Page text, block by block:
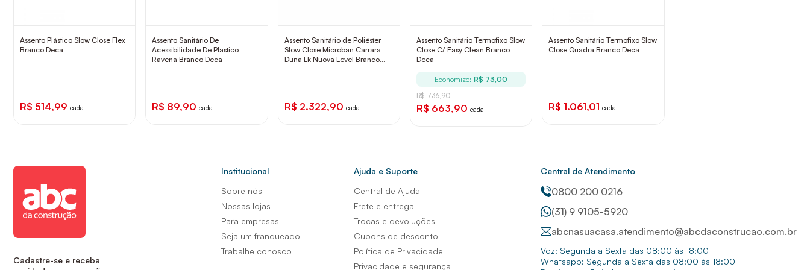
Assento Plástico Slow Close Flex
Branco Deca
R$ 514,99 cada
Assento Sanitário De
Acessibilidade De Plástico
Ravena Branco Deca
R$ 89,90 cada
Assento Sanitário de Poliéster
Slow Close Microban Carrara
Duna Lk Nuova Level Branco
R$ 2.322,90 cada
Assento Sanitário Termofixo Slow
Close C/ Easy Clean Branco
Deca
Economize:R$ 73,00
R$ 736,90
R$ 663,90 cada
Assento Sanitário Termofixo Slow
Close Quadra Branco Deca
R$ 1.061,01 cada
Cadastre-se e receba
Institucional
Sobre nós
Nossas lojas
Para empresas
Seja um franqueado
Trabalhe conosco
Ajuda e Suporte
Central de Ajuda
Frete e entrega
Trocas e devoluções
Cupons de desconto
Política de Privacidade
Privacidade e segurança
Central de Atendimento
0800 200 0216
(31) 9 9105-5920
abcnasuacasa.atendimento@abcdaconstrucao.com.br
Voz: Segunda a Sexta das 08:00 às 18:00
Whatsapp: Segunda a Sexta das 08:00 às 18:00